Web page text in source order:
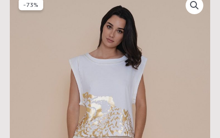
-73%
actual
€15.00.
estampado